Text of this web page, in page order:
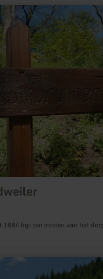
gekregen. Verschillende
natuur en lokale
1884 ligt ten oosten van het